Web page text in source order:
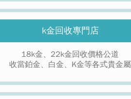
k金回收專門店
18k金、22k金回收價格公道
收當鉑金、白金、K金等各式貴金屬